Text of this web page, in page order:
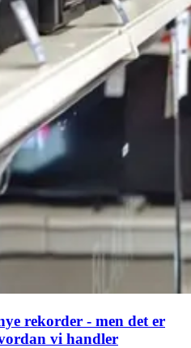
rekorder - men det er
vi handler